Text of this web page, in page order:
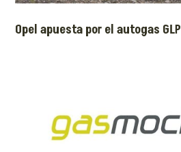
Opel apuesta por el autogas GLP